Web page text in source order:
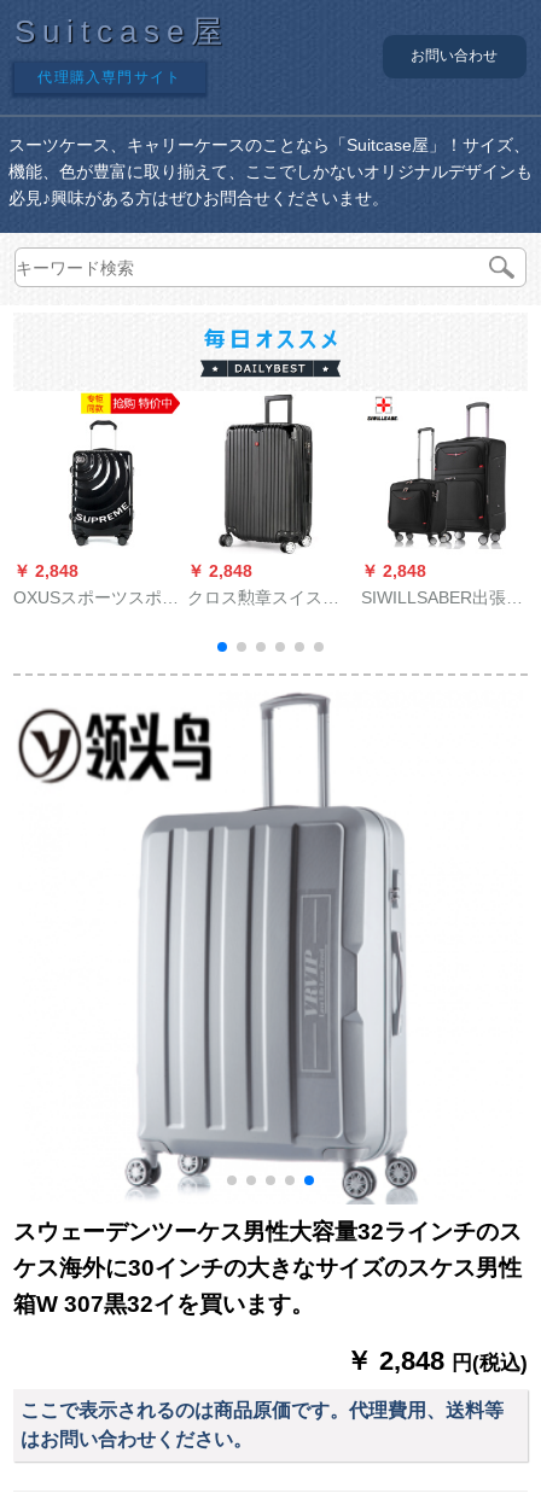
Suitcase屋
代理購入専門サイト
お問い合わせ
スーツケース、キャリーケースのことなら「Suitcase屋」！サイズ、
機能、色が豊富に取り揃えて、ここでしかないオリジナルデザインも
必見♪興味がある方はぜひお問合せくださいませ。
￥ 2,848
OXUSスポーツスポー
ポーツスポーツスポ
360°キャバクタ機内
持込可能ブラザー24
イ【おまけは7-15日
￥ 2,848
クロス勲章スイス盗
クバック学生大空间
アルミフレム荷物乗
载TSAロック搭载箱
男女旅行トークショ
ー送箱ファンネル28
センチルドレン【搭
乗は托送が必要で
す】
￥ 2,848
SIWILLSABER出張ス
ォードド布ススポー
女18 26神秘黒20セン
チー【単一価格縦
スウェーデンツーケス男性大容量32ラインチのス
ケス海外に30インチの大きなサイズのスケス男性
箱W 307黒32イを買います。
￥ 2,848 円(税込)
ここで表示されるのは商品原価です。代理費用、送料等
はお問い合わせください。